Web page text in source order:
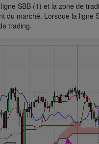
SBB (1) et la zone de
du marché. Lorsque la
trading.